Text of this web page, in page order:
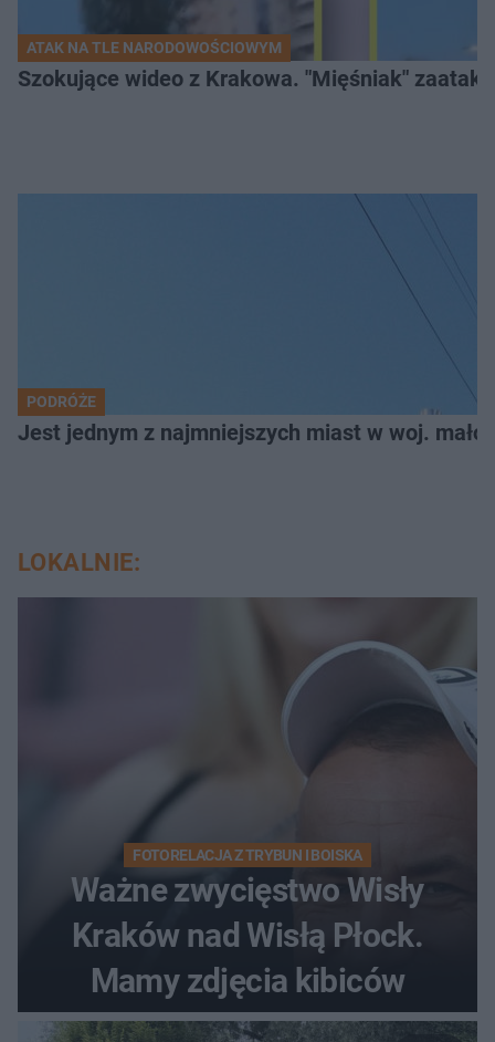
ATAK NA TLE NARODOWOŚCIOWYM
Szokujące wideo z Krakowa. "Mięśniak"
PODRÓŻE
Jest jednym z najmniejszych miast w woj.
LOKALNIE:
FOTORELACJA Z TRYBUN I BOISKA
Ważne zwycięstwo Wisły
Kraków nad Wisłą Płock.
Mamy zdjęcia kibiców